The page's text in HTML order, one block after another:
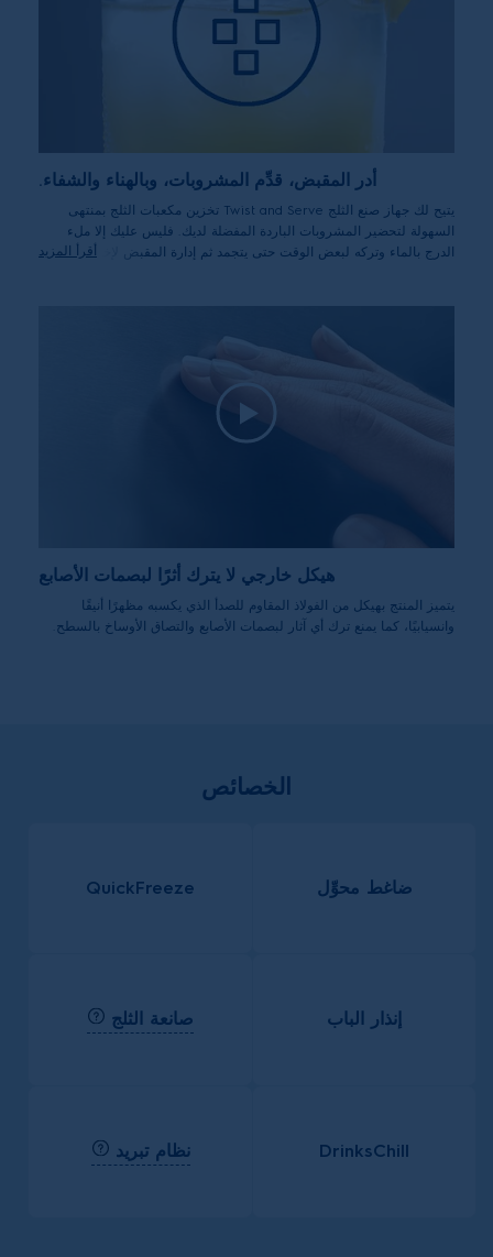
أدر المقبض، قدِّم المشروبات، وبالهناء والشفاء.
يتيح لك جهاز صنع الثلج Twist and Serve تخزين مكعبات الثلج بمنتهى
السهولة لتحضير المشروبات الباردة المفضلة لديك. فليس عليك إلا ملء
الدرج بالماء وتركه لبعض الوقت حتى يتجمد ثم إدارة المقبض لإخراجأقرأ المزيد
هيكل خارجي لا يترك أثرًا لبصمات الأصابع
يتميز المنتج بهيكل من الفولاذ المقاوم للصدأ الذي يكسبه مظهرًا أنيقًا
وانسيابيًا، كما يمنع ترك أي آثار لبصمات الأصابع والتصاق الأوساخ بالسطح.
الخصائص
ضاغط محوِّل QuickFreeze
إنذار الباب صانعة الثلج
DrinksChill نظام تبريد